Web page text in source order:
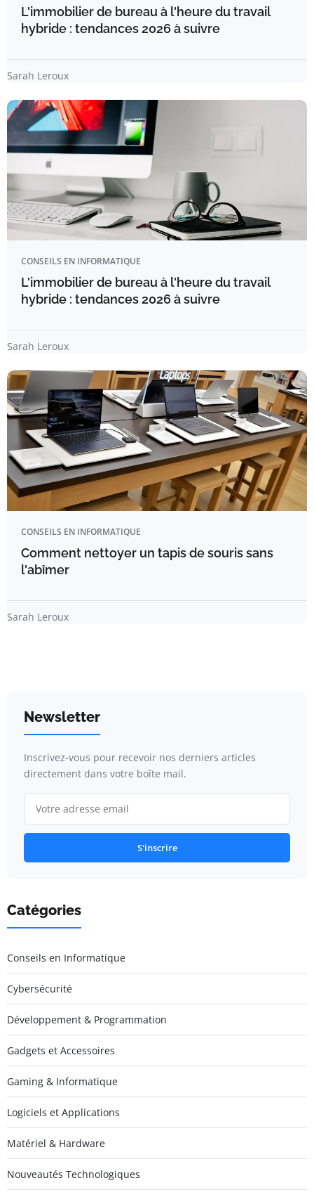
L'immobilier de bureau à l'heure du travail
hybride : tendances 2026 à suivre
Sarah Leroux
CONSEILS EN INFORMATIQUE
L'immobilier de bureau à l'heure du travail
hybride : tendances 2026 à suivre
Sarah Leroux
CONSEILS EN INFORMATIQUE
Comment nettoyer un tapis de souris sans
l'abîmer
Sarah Leroux
Newsletter
Inscrivez-vous pour recevoir nos derniers articles
directement dans votre boîte mail.
S'inscrire
Catégories
Conseils en Informatique
Cybersécurité
Développement & Programmation
Gadgets et Accessoires
Gaming & Informatique
Logiciels et Applications
Matériel & Hardware
Nouveautés Technologiques